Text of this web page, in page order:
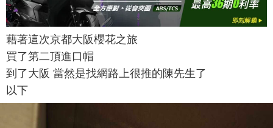
藉著這次京都大阪櫻花之旅
買了第二頂進口帽
到了大阪 當然是找網路上很推的陳先生了
以下